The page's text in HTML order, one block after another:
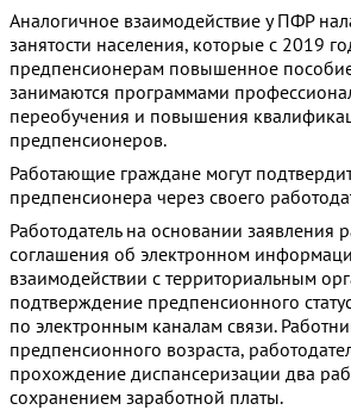
Аналогичное взаимодействие у ПФР
занятости населения, которые с 2019
предпенсионерам повышенное
занимаются программами
переобучения и повышения
предпенсионеров.
Работающие граждане могут
предпенсионера через своего
Работодатель на основании заявления
соглашения об электронном
взаимодействии с территориальным
подтверждение предпенсионного
по электронным каналам связи.
предпенсионного возраста,
прохождение диспансеризации два
сохранением заработной платы.